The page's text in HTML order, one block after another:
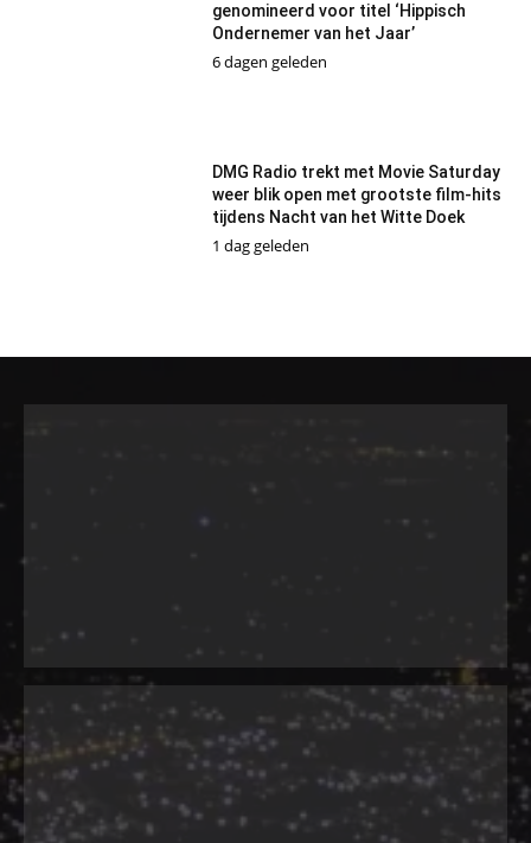
genomineerd voor titel ‘Hippisch
Ondernemer van het Jaar’
6 dagen geleden
DMG Radio trekt met Movie Saturday
weer blik open met grootste film-hits
tijdens Nacht van het Witte Doek
1 dag geleden